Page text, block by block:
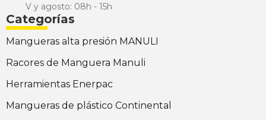
V y agosto: 08h - 15h
Categorías
Mangueras alta presión MANULI
Racores de Manguera Manuli
Herramientas Enerpac
Mangueras de plástico Continental